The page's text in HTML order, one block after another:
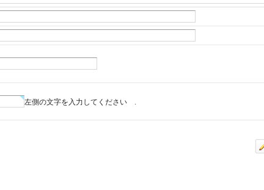
左側の文字を入力してください .